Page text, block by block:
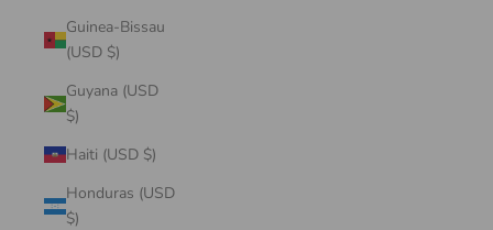
Guinea-Bissau
(USD $)
Guyana (USD
$)
Haiti (USD $)
Honduras (USD
$)